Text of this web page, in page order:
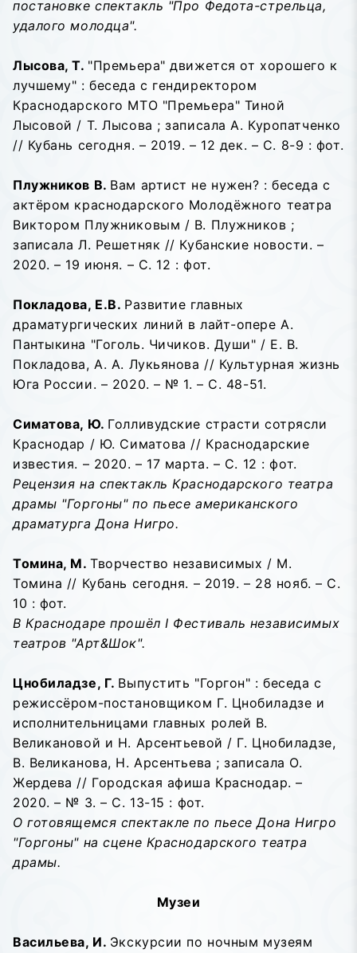
постановке спектакль "Про Федота-стрельца,
удалого молодца".
Лысова, Т. "Премьера" движется от хорошего к
лучшему" : беседа с гендиректором
Краснодарского МТО "Премьера" Тиной
Лысовой / Т. Лысова ; записала А. Куропатченко
// Кубань сегодня. – 2019. – 12 дек. – С. 8-9 : фот.
Плужников В. Вам артист не нужен? : беседа с
актёром краснодарского Молодёжного театра
Виктором Плужниковым / В. Плужников ;
записала Л. Решетняк // Кубанские новости. –
2020. – 19 июня. – С. 12 : фот.
Покладова, Е.В. Развитие главных
драматургических линий в лайт-опере А.
Пантыкина "Гоголь. Чичиков. Души" / Е. В.
Покладова, А. А. Лукьянова // Культурная жизнь
Юга России. – 2020. – № 1. – С. 48-51.
Симатова, Ю. Голливудские страсти сотрясли
Краснодар / Ю. Симатова // Краснодарские
известия. – 2020. – 17 марта. – С. 12 : фот.
Рецензия на спектакль Краснодарского театра
драмы "Горгоны" по пьесе американского
драматурга Дона Нигро.
Томина, М.Творчество независимых / М.
Томина // Кубань сегодня. – 2019. – 28 нояб. – С.
10 : фот.
В Краснодаре прошёл I Фестиваль независимых
театров "Арт&Шок".
Цнобиладзе, Г. Выпустить "Горгон" : беседа с
режиссёром-постановщиком Г. Цнобиладзе и
исполнительницами главных ролей В.
Великановой и Н. Арсентьевой / Г. Цнобиладзе,
В. Великанова, Н. Арсентьева ; записала О.
Жердева // Городская афиша Краснодар. –
2020. – № 3. – С. 13-15 : фот.
О готовящемся спектакле по пьесе Дона Нигро
"Горгоны" на сцене Краснодарского театра
драмы.
Музеи
Васильева, И. Экскурсии по ночным музеям